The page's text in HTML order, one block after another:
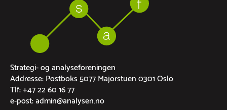
Strategi- og analyseforeningen
Addresse: Postboks 5077 Majorstuen 0301 Oslo
Tlf: +47 22 60 16 77
e-post: admin@analysen.no